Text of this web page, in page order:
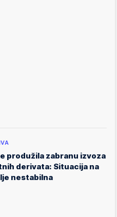
produžila zabranu izvoza
derivata: Situacija na
nestabilna